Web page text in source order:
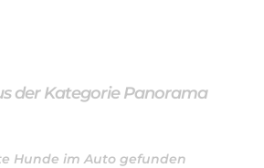
der Kategorie Panorama
Hunde im Auto gefunden